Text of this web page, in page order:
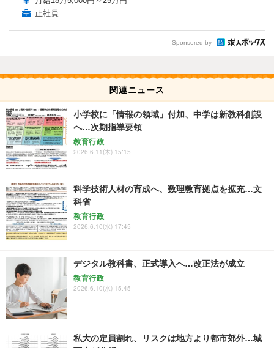
正社員
Sponsored by
関連ニュース
小学校に「情報の領域」付加、中学は新教科創設
へ…次期指導要領
教育行政
2026.6.11(木) 15:15
科学技術人材の育成へ、数理教育拠点を拡充…文
科省
教育行政
2026.6.10(水) 17:45
デジタル教科書、正式導入へ…改正法が成立
教育行政
2026.6.10(水) 15:45
私大の定員割れ、リスクは地方より都市郊外…城